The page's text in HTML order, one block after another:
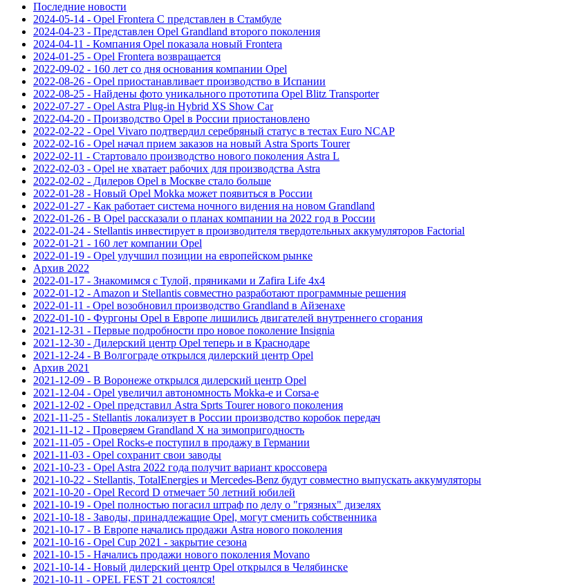
Последние новости
2024-05-14 - Opel Frontera C представлен в Стамбуле
2024-04-23 - Представлен Opel Grandland второго поколения
2024-04-11 - Компания Opel показала новый Frontera
2024-01-25 - Opel Frontera возвращается
2022-09-02 - 160 лет со дня основания компании Opel
2022-08-26 - Opel приостанавливает производство в Испании
2022-08-25 - Найдены фото уникального прототипа Opel Blitz Transporter
2022-07-27 - Opel Astra Plug-in Hybrid XS Show Car
2022-04-20 - Производство Opel в России приостановлено
2022-02-22 - Opel Vivaro подтвердил серебряный статус в тестах Euro NCAP
2022-02-16 - Opel начал прием заказов на новый Astra Sports Tourer
2022-02-11 - Стартовало производство нового поколения Astra L
2022-02-03 - Opel не хватает рабочих для производства Astra
2022-02-02 - Дилеров Opel в Москве стало больше
2022-01-28 - Новый Opel Mokka может появиться в России
2022-01-27 - Как работает система ночного видения на новом Grandland
2022-01-26 - В Opel рассказали о планах компании на 2022 год в России
2022-01-24 - Stellantis инвестирует в производителя твердотельных аккумуляторов Factorial
2022-01-21 - 160 лет компании Opel
2022-01-19 - Opel улучшил позиции на европейском рынке
Архив 2022
2022-01-17 - Знакомимся с Тулой, пряниками и Zafira Life 4x4
2022-01-12 - Amazon и Stellantis совместно разработают программные решения
2022-01-11 - Opel возобновил производство Grandland в Айзенахе
2022-01-10 - Фургоны Opel в Европе лишились двигателей внутреннего сгорания
2021-12-31 - Первые подробности про новое поколение Insignia
2021-12-30 - Дилерский центр Opel теперь и в Краснодаре
2021-12-24 - В Волгограде открылся дилерский центр Opel
Архив 2021
2021-12-09 - В Воронеже открылся дилерский центр Opel
2021-12-04 - Opel увеличил автономность Mokka-e и Corsa-e
2021-12-02 - Opel представил Astra Sprts Tourer нового поколения
2021-11-25 - Stellantis локализует в России производство коробок передач
2021-11-12 - Проверяем Grandland X на зимопригодность
2021-11-05 - Opel Rocks-е поступил в продажу в Германии
2021-11-03 - Opel сохранит свои заводы
2021-10-23 - Opel Astra 2022 года получит вариант кроссовера
2021-10-22 - Stellantis, TotalEnergies и Mercedes-Benz будут совместно выпускать аккумуляторы
2021-10-20 - Opel Record D отмечает 50 летний юбилей
2021-10-19 - Opel полностью погасил штраф по делу о "грязных" дизелях
2021-10-18 - Заводы, принадлежащие Opel, могут сменить собственника
2021-10-17 - В Европе начались продажи Astra нового поколения
2021-10-16 - Opel Cup 2021 - закрытие сезона
2021-10-15 - Начались продажи нового поколения Movano
2021-10-14 - Новый дилерский центр Opel открылся в Челябинске
2021-10-11 - OPEL FEST 21 состоялся!